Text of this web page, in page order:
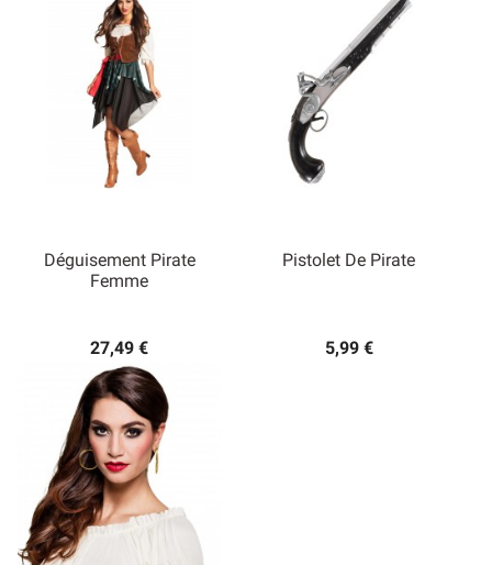
Déguisement Pirate
Femme
27,49 €
Pistolet De Pirate
5,99 €